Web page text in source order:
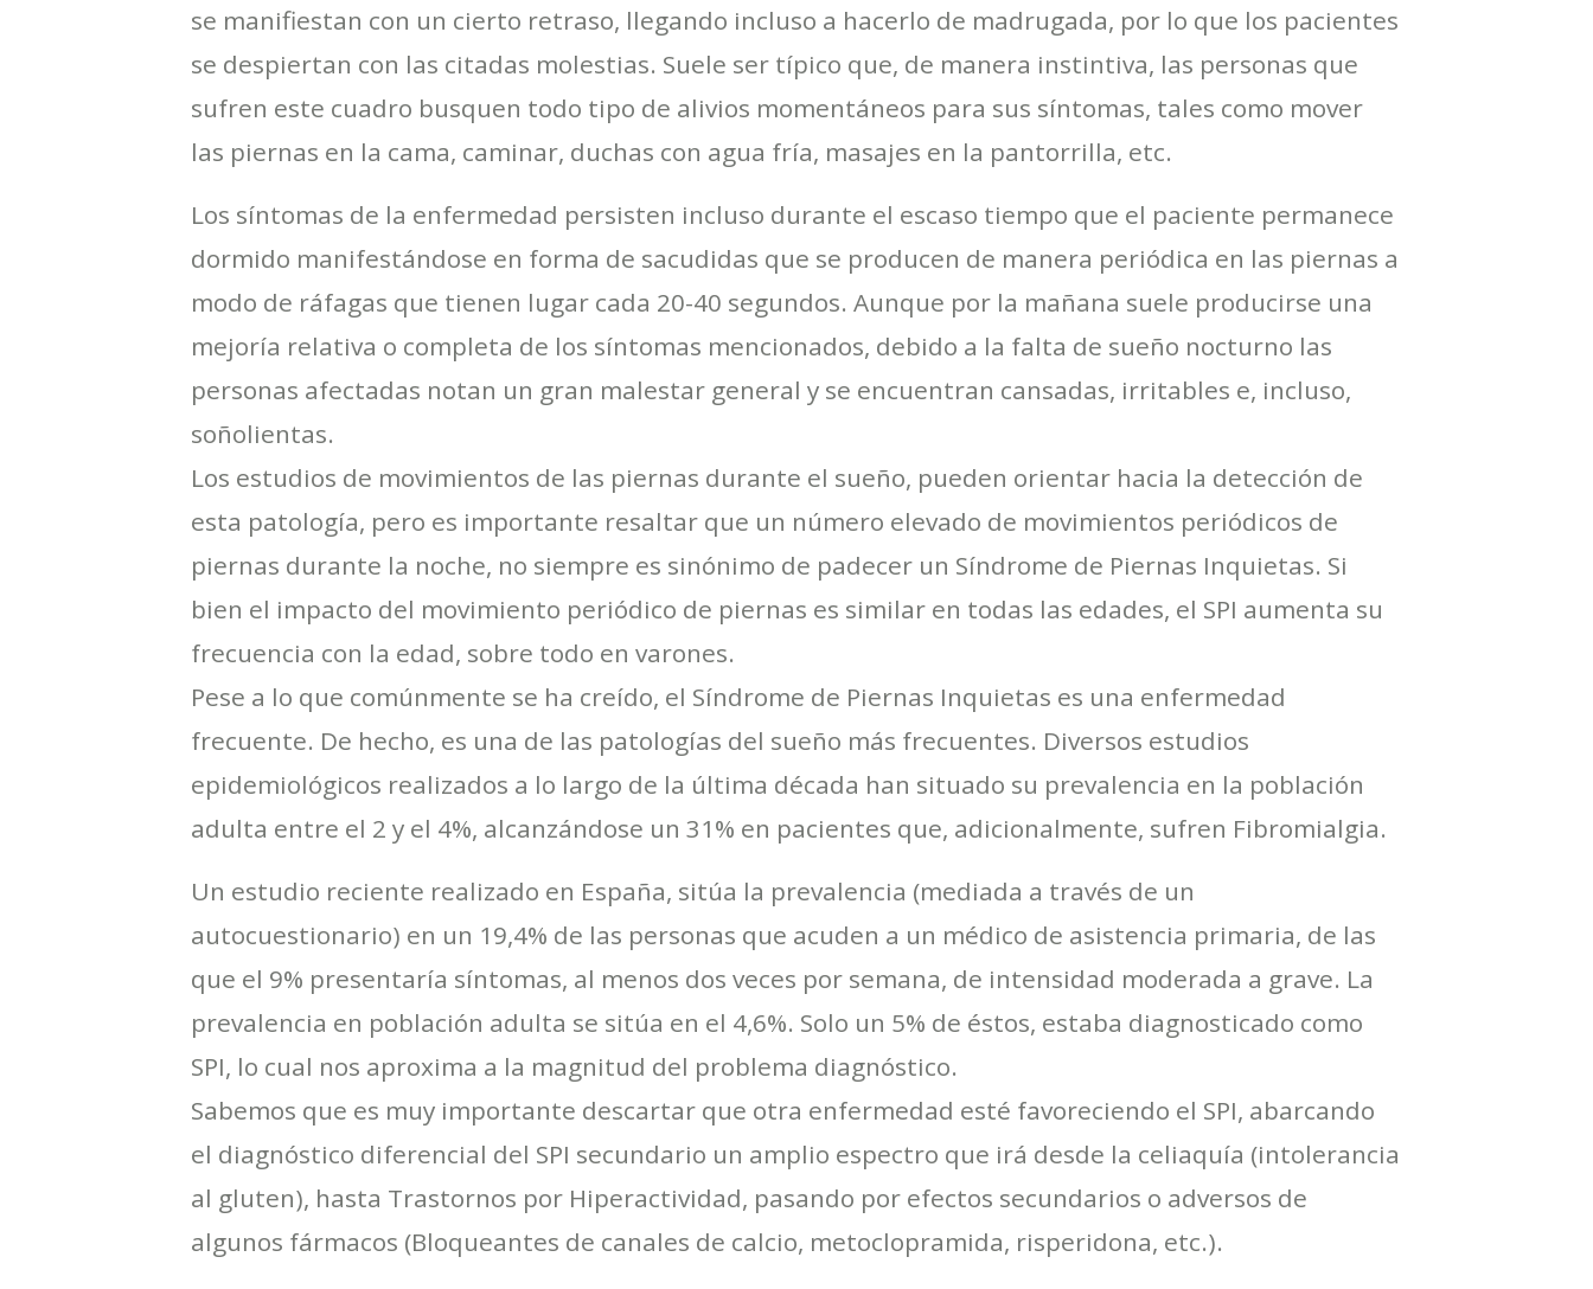
se manifiestan con un cierto retraso, llegando incluso a hacerlo de madrugada, por lo que los pacientes
se despiertan con las citadas molestias. Suele ser típico que, de manera instintiva, las personas que
sufren este cuadro busquen todo tipo de alivios momentáneos para sus síntomas, tales como mover
las piernas en la cama, caminar, duchas con agua fría, masajes en la pantorrilla, etc.
Los síntomas de la enfermedad persisten incluso durante el escaso tiempo que el paciente permanece
dormido manifestándose en forma de sacudidas que se producen de manera periódica en las piernas a
modo de ráfagas que tienen lugar cada 20-40 segundos. Aunque por la mañana suele producirse una
mejoría relativa o completa de los síntomas mencionados, debido a la falta de sueño nocturno las
personas afectadas notan un gran malestar general y se encuentran cansadas, irritables e, incluso,
soñolientas.
Los estudios de movimientos de las piernas durante el sueño, pueden orientar hacia la detección de
esta patología, pero es importante resaltar que un número elevado de movimientos periódicos de
piernas durante la noche, no siempre es sinónimo de padecer un Síndrome de Piernas Inquietas. Si
bien el impacto del movimiento periódico de piernas es similar en todas las edades, el SPI aumenta su
frecuencia con la edad, sobre todo en varones.
Pese a lo que comúnmente se ha creído, el Síndrome de Piernas Inquietas es una enfermedad
frecuente. De hecho, es una de las patologías del sueño más frecuentes. Diversos estudios
epidemiológicos realizados a lo largo de la última década han situado su prevalencia en la población
adulta entre el 2 y el 4%, alcanzándose un 31% en pacientes que, adicionalmente, sufren Fibromialgia.
Un estudio reciente realizado en España, sitúa la prevalencia (mediada a través de un
autocuestionario) en un 19,4% de las personas que acuden a un médico de asistencia primaria, de las
que el 9% presentaría síntomas, al menos dos veces por semana, de intensidad moderada a grave. La
prevalencia en población adulta se sitúa en el 4,6%. Solo un 5% de éstos, estaba diagnosticado como
SPI, lo cual nos aproxima a la magnitud del problema diagnóstico.
Sabemos que es muy importante descartar que otra enfermedad esté favoreciendo el SPI, abarcando
el diagnóstico diferencial del SPI secundario un amplio espectro que irá desde la celiaquía (intolerancia
al gluten), hasta Trastornos por Hiperactividad, pasando por efectos secundarios o adversos de
algunos fármacos (Bloqueantes de canales de calcio, metoclopramida, risperidona, etc.).